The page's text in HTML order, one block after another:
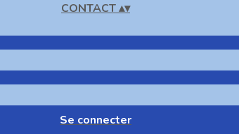
CONTACT▴▾
Se connecter